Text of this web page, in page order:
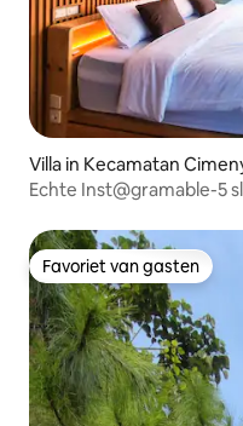
Villa in Kecamatan
Echte Inst@gramable-5
Favoriet van gasten
Favoriet van gasten